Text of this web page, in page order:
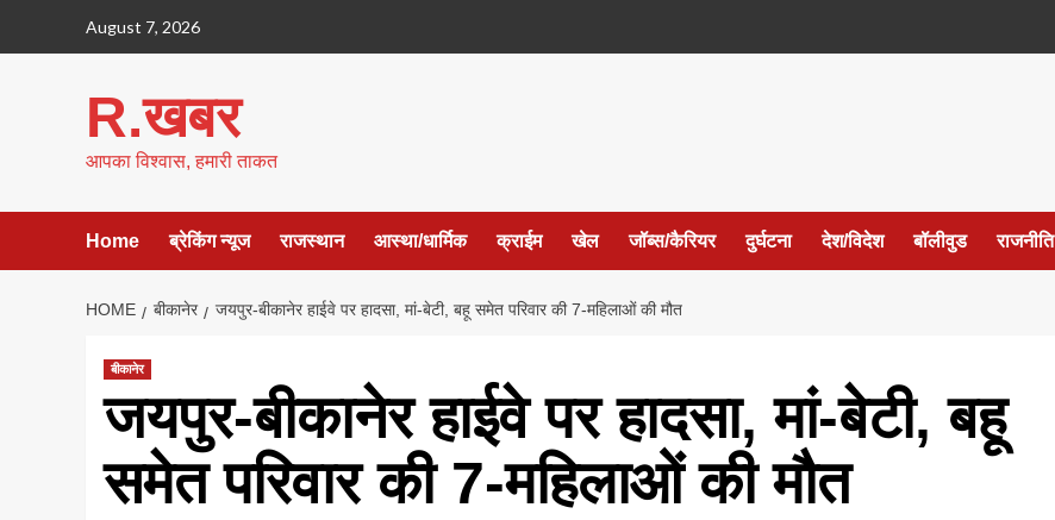
August 7, 2026
R.खबर
आपका विश्वास, हमारी ताकत
Home ब्रेकिंग न्यूज राजस्थान आस्था/धार्मिक क्राईम खेल जॉब्स/कैरियर दुर्घटना देश/विदेश बॉलीवुड राजनीति
HOME बीकानेर जयपुर-बीकानेर हाईवे पर हादसा, मां-बेटी, बहू समेत परिवार की 7-महिलाओं की मौत
बीकानेर
जयपुर-बीकानेर हाईवे पर हादसा, मां-बेटी, बहू
समेत परिवार की 7-महिलाओं की मौत